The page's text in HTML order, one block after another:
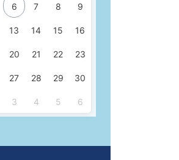
6 7 8 9
13 14 15 16
20 21 22 23
27 28 29 30
3 4 5 6